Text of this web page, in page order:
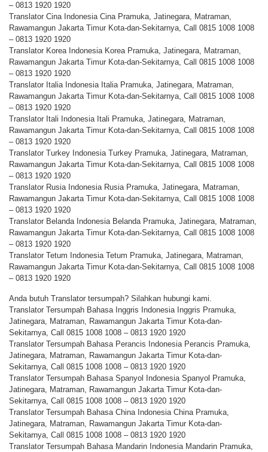
– 0813 1920 1920
Translator Cina Indonesia Cina Pramuka, Jatinegara, Matraman,
Rawamangun Jakarta Timur Kota-dan-Sekitarnya, Call 0815 1008 1008
– 0813 1920 1920
Translator Korea Indonesia Korea Pramuka, Jatinegara, Matraman,
Rawamangun Jakarta Timur Kota-dan-Sekitarnya, Call 0815 1008 1008
– 0813 1920 1920
Translator Italia Indonesia Italia Pramuka, Jatinegara, Matraman,
Rawamangun Jakarta Timur Kota-dan-Sekitarnya, Call 0815 1008 1008
– 0813 1920 1920
Translator Itali Indonesia Itali Pramuka, Jatinegara, Matraman,
Rawamangun Jakarta Timur Kota-dan-Sekitarnya, Call 0815 1008 1008
– 0813 1920 1920
Translator Turkey Indonesia Turkey Pramuka, Jatinegara, Matraman,
Rawamangun Jakarta Timur Kota-dan-Sekitarnya, Call 0815 1008 1008
– 0813 1920 1920
Translator Rusia Indonesia Rusia Pramuka, Jatinegara, Matraman,
Rawamangun Jakarta Timur Kota-dan-Sekitarnya, Call 0815 1008 1008
– 0813 1920 1920
Translator Belanda Indonesia Belanda Pramuka, Jatinegara, Matraman,
Rawamangun Jakarta Timur Kota-dan-Sekitarnya, Call 0815 1008 1008
– 0813 1920 1920
Translator Tetum Indonesia Tetum Pramuka, Jatinegara, Matraman,
Rawamangun Jakarta Timur Kota-dan-Sekitarnya, Call 0815 1008 1008
– 0813 1920 1920
Anda butuh Translator tersumpah? Silahkan hubungi kami.
Translator Tersumpah Bahasa Inggris Indonesia Inggris Pramuka,
Jatinegara, Matraman, Rawamangun Jakarta Timur Kota-dan-
Sekitarnya, Call 0815 1008 1008 – 0813 1920 1920
Translator Tersumpah Bahasa Perancis Indonesia Perancis Pramuka,
Jatinegara, Matraman, Rawamangun Jakarta Timur Kota-dan-
Sekitarnya, Call 0815 1008 1008 – 0813 1920 1920
Translator Tersumpah Bahasa Spanyol Indonesia Spanyol Pramuka,
Jatinegara, Matraman, Rawamangun Jakarta Timur Kota-dan-
Sekitarnya, Call 0815 1008 1008 – 0813 1920 1920
Translator Tersumpah Bahasa China Indonesia China Pramuka,
Jatinegara, Matraman, Rawamangun Jakarta Timur Kota-dan-
Sekitarnya, Call 0815 1008 1008 – 0813 1920 1920
Translator Tersumpah Bahasa Mandarin Indonesia Mandarin Pramuka,